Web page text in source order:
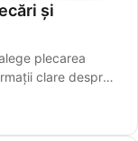
și
plecarea
clare despre